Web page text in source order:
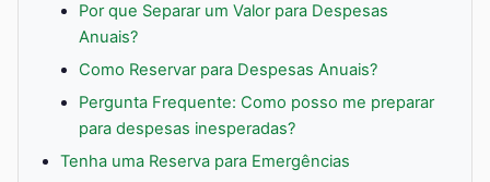
Por que Separar um Valor para Despesas
Anuais?
Como Reservar para Despesas Anuais?
Pergunta Frequente: Como posso me preparar
para despesas inesperadas?
Tenha uma Reserva para Emergências